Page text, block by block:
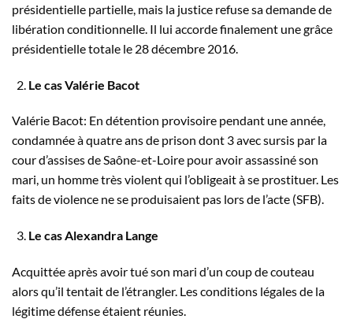
présidentielle partielle, mais la justice refuse sa demande de
libération conditionnelle. Il lui accorde finalement une grâce
présidentielle totale le 28 décembre 2016.
Le cas Valérie Bacot
Valérie Bacot: En détention provisoire pendant une année,
condamnée à quatre ans de prison dont 3 avec sursis par la
cour d’assises de Saône-et-Loire pour avoir assassiné son
mari, un homme très violent qui l’obligeait à se prostituer. Les
faits de violence ne se produisaient pas lors de l’acte (SFB).
Le cas Alexandra Lange
Acquittée après avoir tué son mari d’un coup de couteau
alors qu’il tentait de l’étrangler. Les conditions légales de la
légitime défense étaient réunies.